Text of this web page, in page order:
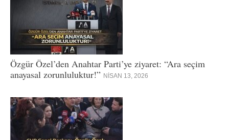
Özgür Özel’den Anahtar Parti’ye ziyaret: “Ara seçim
anayasal zorunluluktur!” NISAN 13, 2026